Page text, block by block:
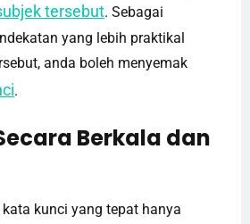
tersebut. Sebagai
yang lebih praktikal
anda boleh menyemak
.
Berkala dan
kunci yang tepat hanya